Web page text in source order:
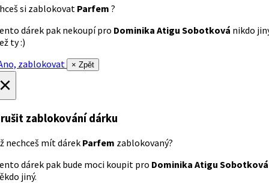
si zablokovat Parfem ?
dárek pak nekoupí pro Dominika Atigu Sobotková nikdo
ty :)
zablokovat
× Zpět
zablokování dárku
nechceš mít dárek Parfem zablokovaný?
dárek pak bude moci koupit pro Dominika Atigu Sobotková
jiný.